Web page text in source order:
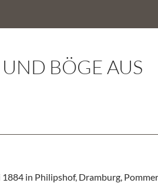
BÖGE AUS
in Philipshof, Dramburg,